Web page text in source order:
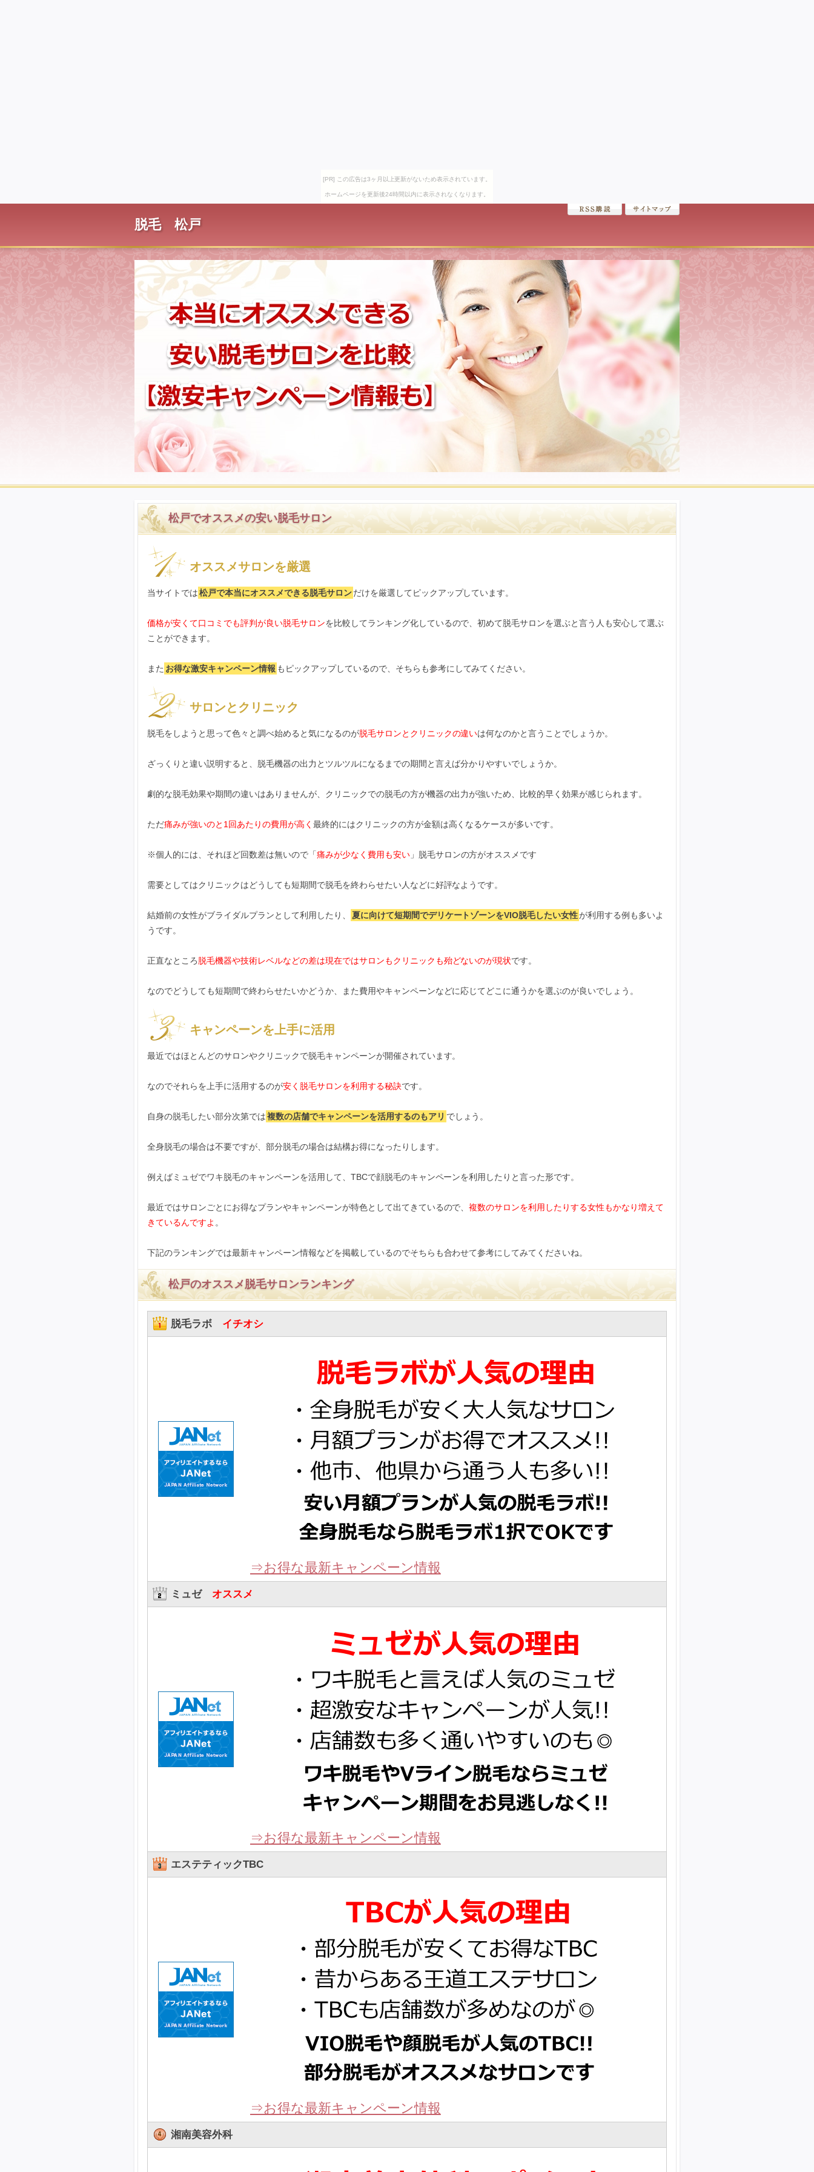
[PR] この広告は3ヶ月以上更新がないため表示されています。
ホームページを更新後24時間以内に表示されなくなります。
脱毛 松戸
松戸でオススメの安い脱毛サロン
オススメサロンを厳選
当サイトでは松戸で本当にオススメできる脱毛サロン だけを厳選してピックアップしています。
価格が安くて口コミでも評判が良い脱毛サロンを比較してランキング化しているので、初めて脱毛サロンを選ぶと言う人も安心して選ぶ
ことができます。
また お得な激安キャンペーン情報 もピックアップしているので、そちらも参考にしてみてください。
サロンとクリニック
脱毛をしようと思って色々と調べ始めると気になるのが脱毛サロンとクリニックの違いは何なのかと言うことでしょうか。
ざっくりと違い説明すると、脱毛機器の出力とツルツルになるまでの期間と言えば分かりやすいでしょうか。
劇的な脱毛効果や期間の違いはありませんが、クリニックでの脱毛の方が機器の出力が強いため、比較的早く効果が感じられます。
ただ痛みが強いのと1回あたりの費用が高く 最終的にはクリニックの方が金額は高くなるケースが多いです。
※個人的には、それほど回数差は無いので「痛みが少なく費用も安い」脱毛サロンの方がオススメです
需要としてはクリニックはどうしても短期間で脱毛を終わらせたい人などに好評なようです。
結婚前の女性がブライダルプランとして利用したり、 夏に向けて短期間でデリケートゾーンをVIO脱毛したい女性が利用する例も多いよ
うです。
正直なところ脱毛機器や技術レベルなどの差は現在ではサロンもクリニックも殆どないのが現状です。
なのでどうしても短期間で終わらせたいかどうか、また費用やキャンペーンなどに応じてどこに通うかを選ぶのが良いでしょう。
キャンペーンを上手に活用
最近ではほとんどのサロンやクリニックで脱毛キャンペーンが開催されています。
なのでそれらを上手に活用するのが安く脱毛サロンを利用する秘訣です。
自身の脱毛したい部分次第では複数の店舗でキャンペーンを活用するのもアリ でしょう。
全身脱毛の場合は不要ですが、部分脱毛の場合は結構お得になったりします。
例えばミュゼでワキ脱毛のキャンペーンを活用して、TBCで顔脱毛のキャンペーンを利用したりと言った形です。
最近ではサロンごとにお得なプランやキャンペーンが特色として出てきているので、複数のサロンを利用したりする女性もかなり増えて
きているんですよ 。
下記のランキングでは最新キャンペーン情報などを掲載しているのでそちらも合わせて参考にしてみてくださいね。
松戸のオススメ脱毛サロンランキング
脱毛ラボ イチオシ
⇒お得な最新キャンペーン情報
ミュゼ オススメ
⇒お得な最新キャンペーン情報
エステティックTBC
⇒お得な最新キャンペーン情報
湘南美容外科